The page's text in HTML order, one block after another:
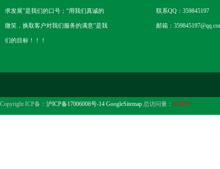
求发展”是我们的口号；“用我们真诚的
微笑，换取客户对我们服务的满意”是我
们的目标！！！
联系QQ：359845197
邮箱：
Copyright ICP备： 沪ICP备17006008号-14 GoogleSitemap 总访问量： 674073